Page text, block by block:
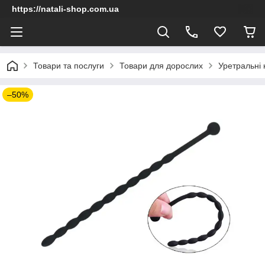
https://natali-shop.com.ua
Товари та послуги Товари для дорослих Уретральні
–50%